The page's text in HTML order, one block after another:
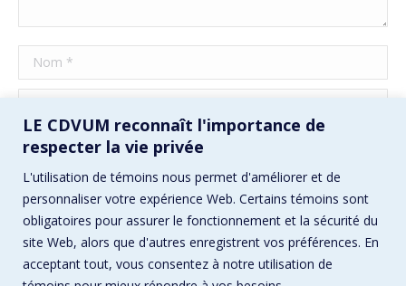
LE CDVUM reconnaît l'importance de
respecter la vie privée
L'utilisation de témoins nous permet d'améliorer et de
personnaliser votre expérience Web. Certains témoins sont
obligatoires pour assurer le fonctionnement et la sécurité du
site Web, alors que d'autres enregistrent vos préférences. En
acceptant tout, vous consentez à notre utilisation de
Nom *
E-mail *
Site Web
Enregistrez mon nom, mon e-mail et mon site Web dans ce
navigateur pour la prochaine fois que je commenterai.
Poster commentaire